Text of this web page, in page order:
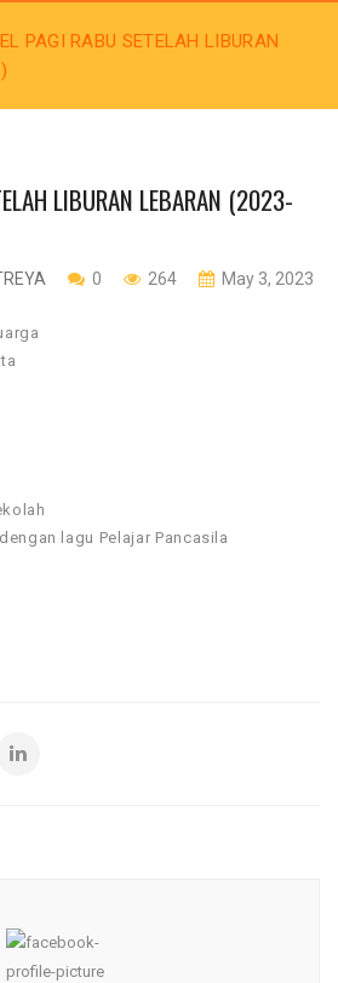
PAGI RABU SETELAH LIBURAN
LIBURAN LEBARAN (2023-
0 264 May 3, 2023
lagu Pelajar Pancasila